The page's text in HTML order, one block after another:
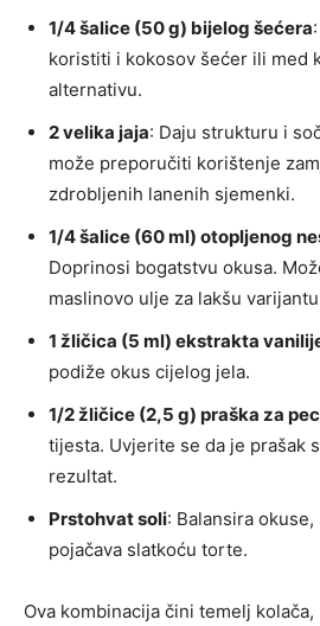
1/4 šalice (50 g) bijelog šećera
koristiti i kokosov šećer ili med
alternativu.
2 velika jaja: Daju strukturu i
može preporučiti korištenje
zdrobljenih lanenih sjemenki.
1/4 šalice (60 ml) otopljenog
Doprinosi bogatstvu okusa.
maslinovo ulje za lakšu
1 žličica (5 ml) ekstrakta
podiže okus cijelog jela.
1/2 žličice (2,5 g) praška za
tijesta. Uvjerite se da je prašak
rezultat.
Prstohvat soli: Balansira
pojačava slatkoću torte.
Ova kombinacija čini temelj